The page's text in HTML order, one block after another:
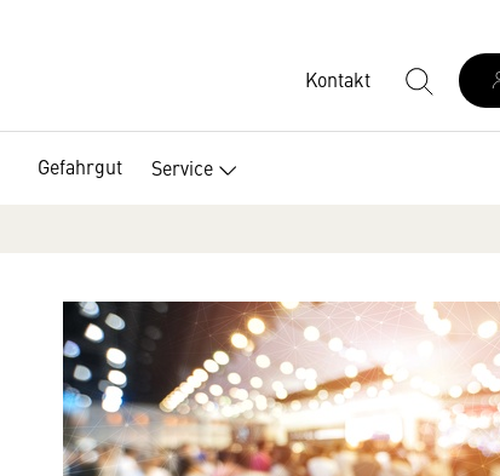
Kontakt
Gefahrgut Service